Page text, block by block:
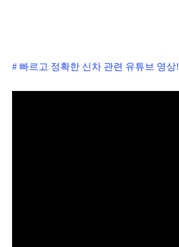
# 빠르고 정확한 신차 관련 유튜브 영상!